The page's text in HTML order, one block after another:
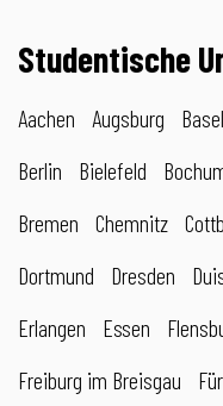
Studentische
Aachen Augsburg Basel
Berlin
Bielefeld
Bremen
Chemnitz
Dortmund
Dresden
Erlangen
Essen
Freiburg im Breisgau